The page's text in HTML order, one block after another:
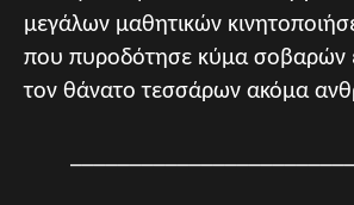
μεγάλων μαθητικών
που πυροδότησε κύμα σοβαρών
τον θάνατο τεσσάρων ακόμα